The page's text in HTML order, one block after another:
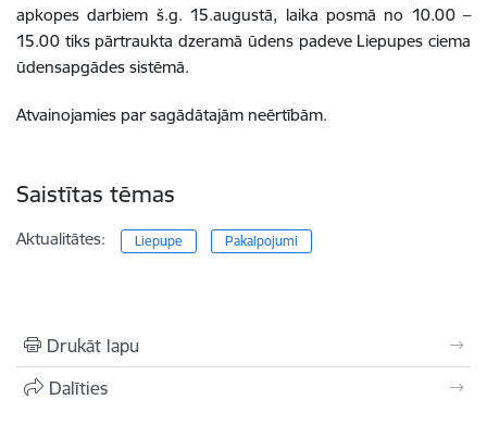
apkopes darbiem š.g. 15.augustā, laika posmā no 10.00 –
15.00 tiks pārtraukta dzeramā ūdens padeve Liepupes ciema
ūdensapgādes sistēmā.
Atvainojamies par sagādātajām neērtībām.
Saistītas tēmas
Aktualitātes: Liepupe Pakalpojumi
Drukāt lapu
Dalīties